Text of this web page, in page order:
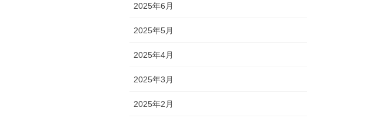
2025年6月
2025年5月
2025年4月
2025年3月
2025年2月